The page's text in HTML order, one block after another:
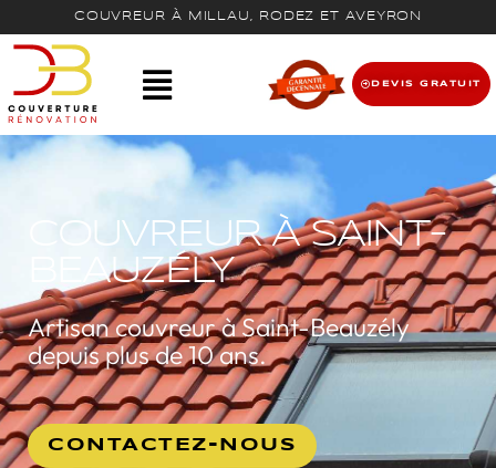
COUVREUR À MILLAU, RODEZ ET AVEYRON
DEVIS GRATUIT
COUVREUR À SAINT-
BEAUZÉLY
Artisan couvreur à Saint-Beauzély
depuis plus de 10 ans.
CONTACTEZ-NOUS